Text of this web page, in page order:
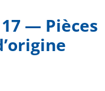
— Pièces